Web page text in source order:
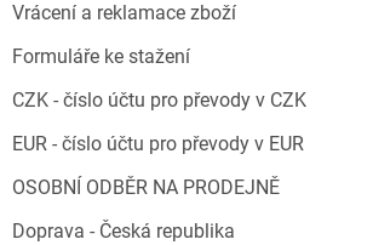
Vrácení a reklamace zboží
Formuláře ke stažení
CZK - číslo účtu pro převody v CZK
EUR - číslo účtu pro převody v EUR
OSOBNÍ ODBĚR NA PRODEJNĚ
Doprava - Česká republika